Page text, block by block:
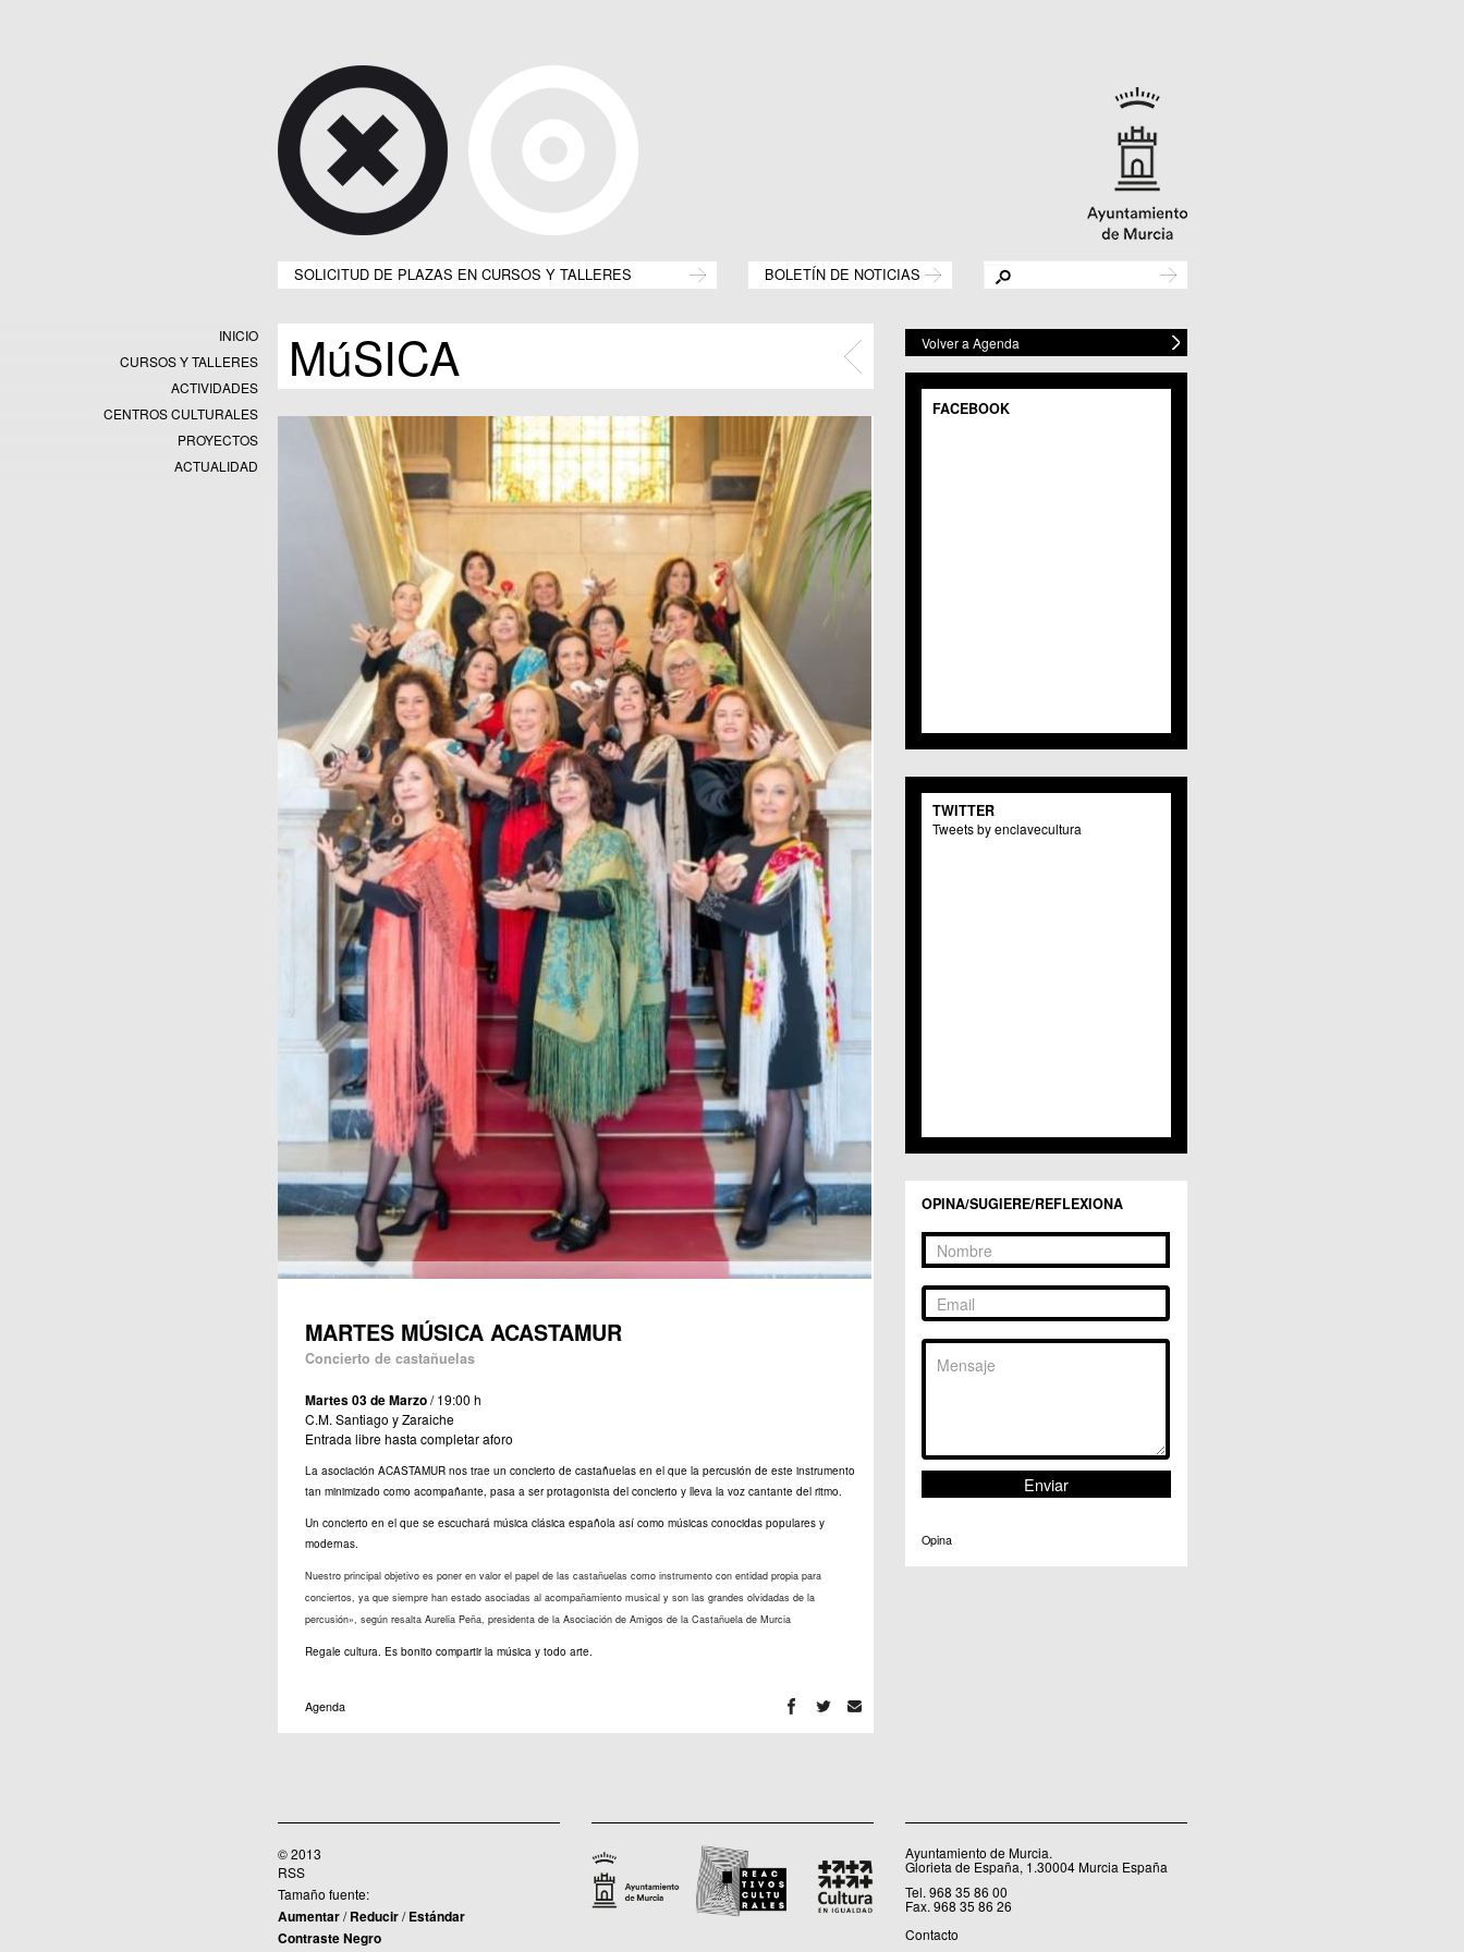
SOLICITUD DE PLAZAS EN CURSOS Y TALLERES BOLETÍN DE NOTICIAS
INICIO
CURSOS Y TALLERES
ACTIVIDADES
CENTROS CULTURALES
Equipamientos
PROYECTOS
Exposiciones
ACTUALIDAD
MúSICA
MARTES MÚSICA ACASTAMUR
Concierto de castañuelas
Martes 03 de Marzo/ 19:00 h
C.M. Santiago y Zaraiche
Entrada libre hasta completar aforo
La asociación ACASTAMUR nos trae un concierto de castañuelas en el que la percusión de este instrumento
tan minimizado como acompañante, pasa a ser protagonista del concierto y lleva la voz cantante del ritmo.
Un concierto en el que se escuchará música clásica española así como músicas conocidas populares y
modernas.
Nuestro principal objetivo es poner en valor el papel de las castañuelas como instrumento con entidad propia para
conciertos, ya que siempre han estado asociadas al acompañamiento musical y son las grandes olvidadas de la
percusión», según resalta Aurelia Peña, presidenta de la Asociación de Amigos de la Castañuela de Murcia
Regale cultura. Es bonito compartir la música y todo arte.
Agenda
Volver a Agenda
FACEBOOK
TWITTER
Tweets by enclavecultura
OPINA/SUGIERE/REFLEXIONA
Opina
© 2013
RSS
Tamaño fuente:
Aumentar/Reducir/Estándar
Contraste Negro
Ayuntamiento de Murcia.
Glorieta de España, 1.30004 Murcia España
Tel. 968 35 86 00
Fax. 968 35 86 26
Contacto